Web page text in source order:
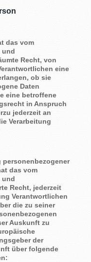
das vom
und
Recht, von
eine
ob sie
Daten
eine betroffene
in Anspruch
jederzeit an
Verarbeitung
personenbezogener
das vom
und
Recht, jederzeit
Verantwortlichen
die zu seiner
Auskunft zu
der
über folgende